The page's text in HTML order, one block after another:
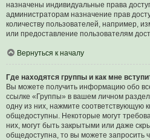
назначены индивидуальные права
администраторам назначение прав
количеству пользователей, например,
или предоставление пользователям
Вернуться к началу
Где находятся группы и как мне
Вы можете получить информацию обо
ссылке «Группы» в вашем личном
одну из них, нажмите соответствующую
общедоступны. Некоторые могут
них, могут быть закрытыми или даже
общедоступна, то вы можете запросить